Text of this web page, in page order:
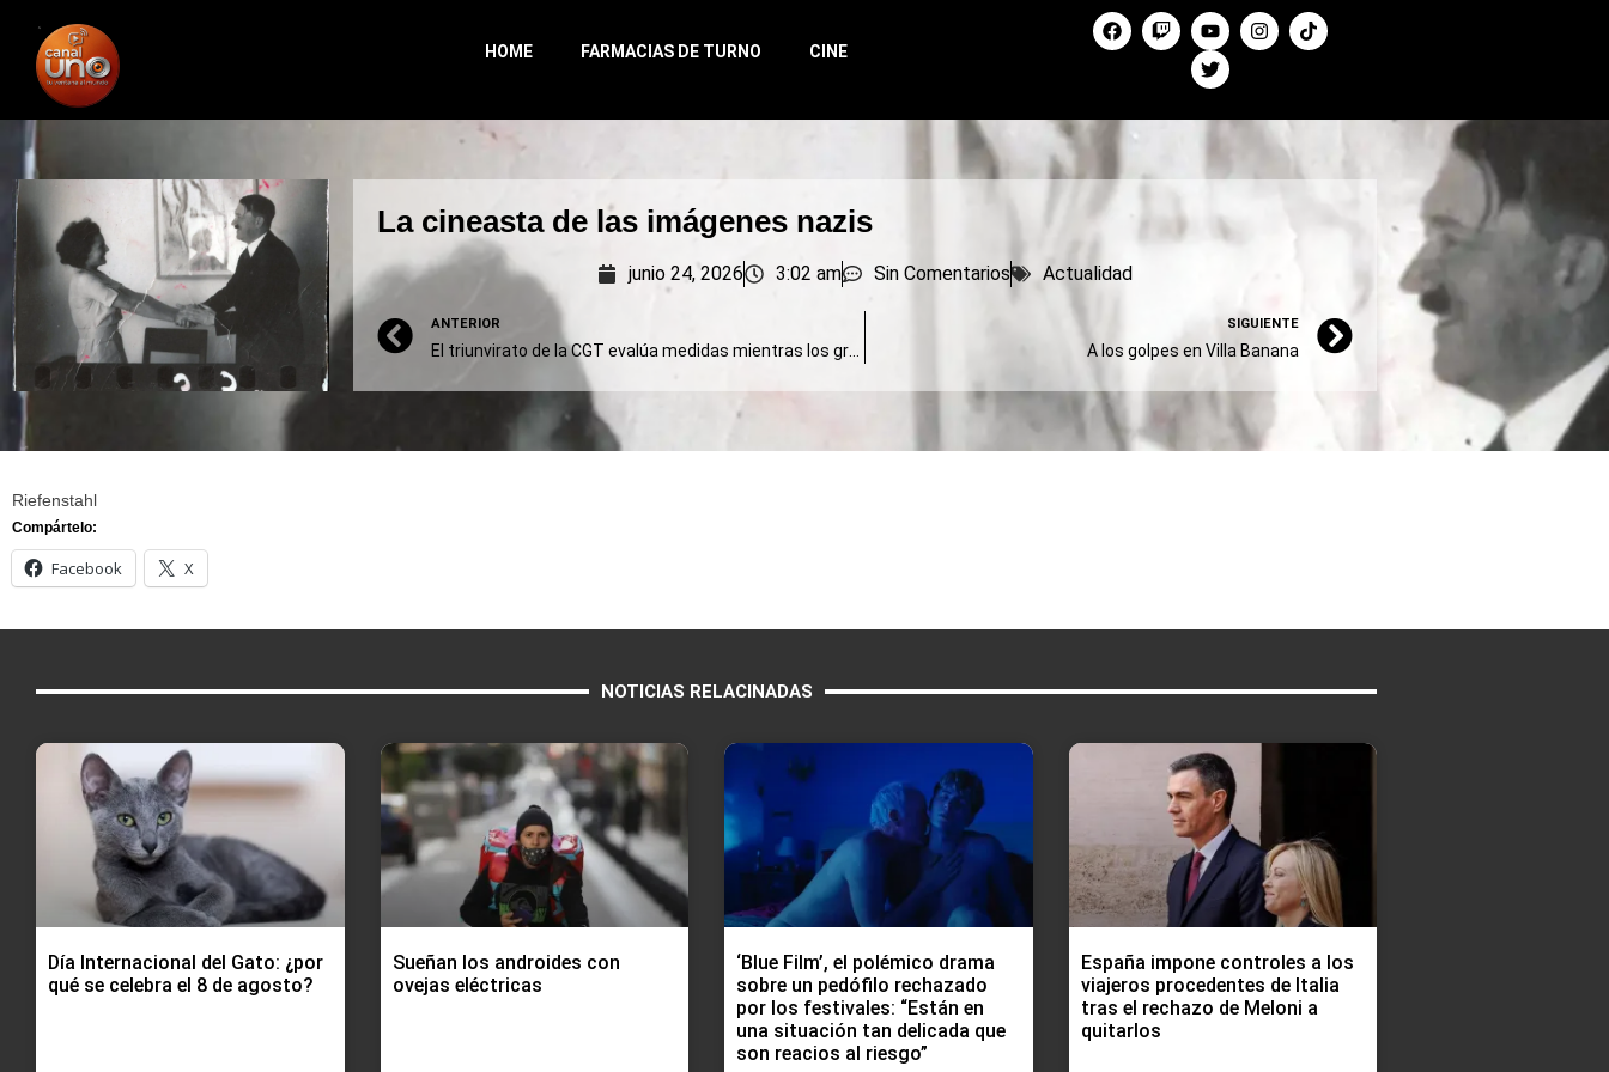
HOME FARMACIAS DE TURNO CINE
La cineasta de las imágenes nazis
junio 24, 2026 3:02 am Sin Comentarios Actualidad
ANTERIOR
El triunvirato de la CGT evalúa medidas mientras los gremios duros piden un paro de 36 horas
SIGUIENTE
A los golpes en Villa Banana
Riefenstahl
Compártelo:
Facebook X
NOTICIAS RELACINADAS
Día Internacional del Gato: ¿por
qué se celebra el 8 de agosto?
Sueñan los androides con
ovejas eléctricas
‘Blue Film’, el polémico drama
sobre un pedófilo rechazado
por los festivales: “Están en
una situación tan delicada que
son reacios al riesgo”
España impone controles a los
viajeros procedentes de Italia
tras el rechazo de Meloni a
quitarlos